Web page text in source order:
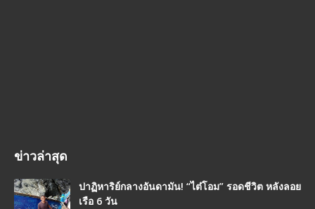
ข่าวล่าสุด
ปาฏิหาริย์กลางอันดามัน! “ไต๋โอม” รอดชีวิต หลังลอย
เรือ 6 วัน